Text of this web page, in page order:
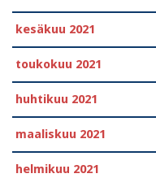
kesäkuu 2021
toukokuu 2021
huhtikuu 2021
maaliskuu 2021
helmikuu 2021